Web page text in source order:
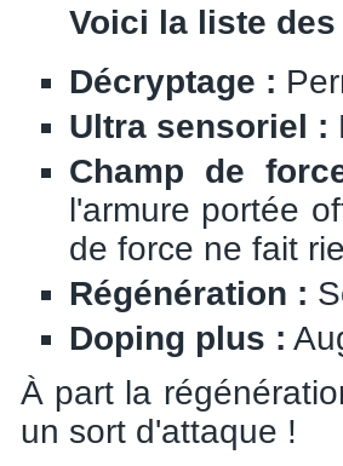
Voici la liste
Décryptage :
Ultra sensoriel :
Champ de
l'armure portée
de force ne fait
Régénération :
Doping plus :
À part la
un sort d'attaque !